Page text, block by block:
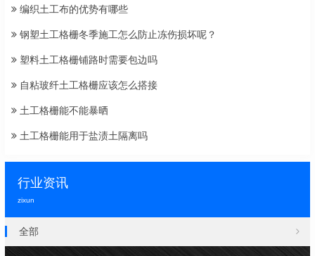
编织土工布的优势有哪些
钢塑土工格栅冬季施工怎么防止冻伤损坏呢？
塑料土工格栅铺路时需要包边吗
自粘玻纤土工格栅应该怎么搭接
土工格栅能不能暴晒
土工格栅能用于盐渍土隔离吗
行业资讯
zixun
全部